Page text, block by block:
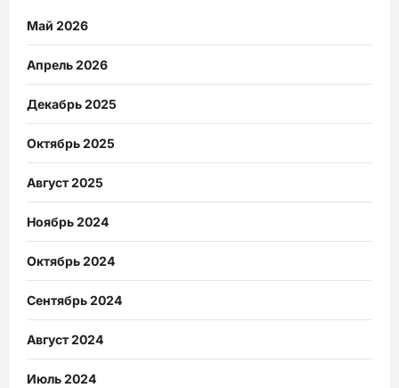
Май 2026
Апрель 2026
Декабрь 2025
Октябрь 2025
Август 2025
Ноябрь 2024
Октябрь 2024
Сентябрь 2024
Август 2024
Июль 2024